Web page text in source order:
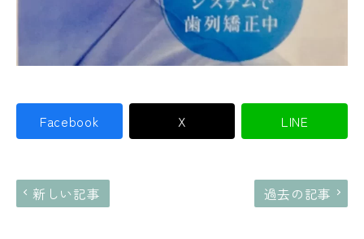
Facebook X LINE
新しい記事 過去の記事